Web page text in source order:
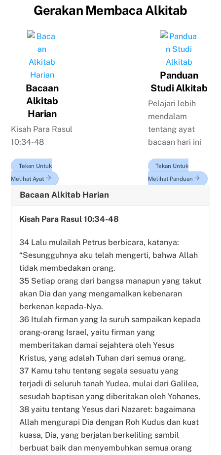
Gerakan Membaca Alkitab
Bacaan
Alkitab
Harian
Kisah Para Rasul
10:34-48
Tekan Untuk
Melihat Ayat
Panduan
Studi Alkitab
Pelajari lebih
mendalam
tentang ayat
bacaan hari ini
Tekan Untuk
Melihat Panduan
Bacaan Alkitab Harian
Kisah Para Rasul 10:34-48
34 Lalu mulailah Petrus berbicara, katanya:
“Sesungguhnya aku telah mengerti, bahwa Allah
tidak membedakan orang.
35 Setiap orang dari bangsa manapun yang takut
akan Dia dan yang mengamalkan kebenaran
berkenan kepada-Nya.
36 Itulah firman yang Ia suruh sampaikan kepada
orang-orang Israel, yaitu firman yang
memberitakan damai sejahtera oleh Yesus
Kristus, yang adalah Tuhan dari semua orang.
37 Kamu tahu tentang segala sesuatu yang
terjadi di seluruh tanah Yudea, mulai dari Galilea,
sesudah baptisan yang diberitakan oleh Yohanes,
38 yaitu tentang Yesus dari Nazaret: bagaimana
Allah mengurapi Dia dengan Roh Kudus dan kuat
kuasa, Dia, yang berjalan berkeliling sambil
berbuat baik dan menyembuhkan semua orang